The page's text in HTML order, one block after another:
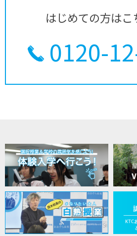
はじめての方はこ
0120-